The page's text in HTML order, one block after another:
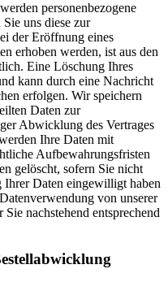
personenbezogene
uns diese zur
der Eröffnung eines
erhoben werden, ist aus den
Eine Löschung Ihres
kann durch eine Nachricht
erfolgen. Wir speichern
Daten zur
Abwicklung des Vertrages
Ihre Daten mit
Aufbewahrungsfristen
gelöscht, sofern Sie nicht
Daten eingewilligt haben
von unserer
nachstehend entsprechend